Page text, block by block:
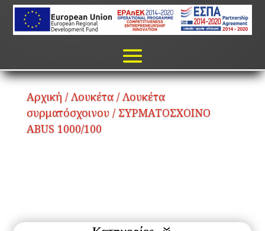
Αρχική / Λουκέτα/ Λουκέτα
συρματόσχοινου / ΣΥΡΜΑΤΟΣΧΟΙΝΟ
ABUS 1000/100